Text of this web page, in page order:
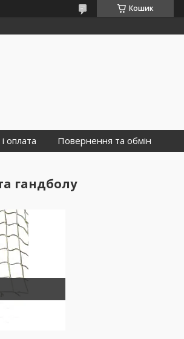
Кошик
оплата Повернення та обмін
гандболу